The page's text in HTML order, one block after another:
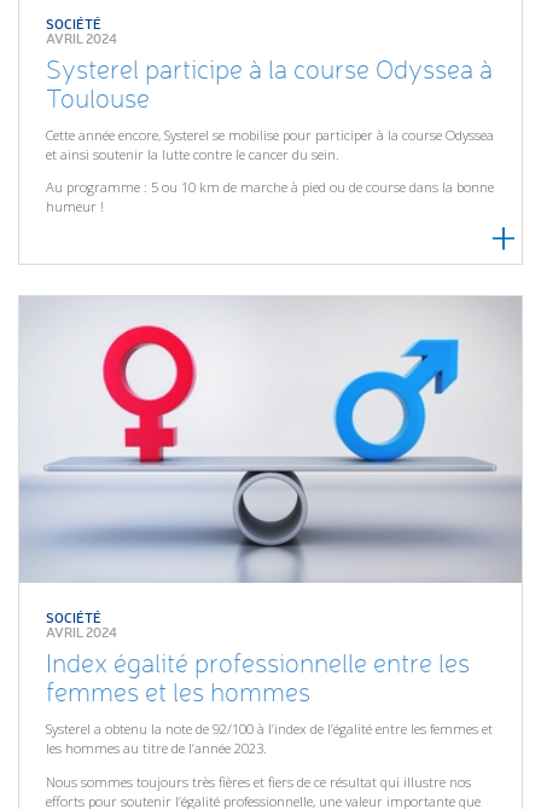
SOCIÉTÉ
AVRIL 2024
Systerel participe à la course Odyssea à
Toulouse
Cette année encore, Systerel se mobilise pour participer à la course Odyssea
et ainsi soutenir la lutte contre le cancer du sein.
Au programme : 5 ou 10 km de marche à pied ou de course dans la bonne
humeur !
SOCIÉTÉ
AVRIL 2024
Index égalité professionnelle entre les
femmes et les hommes
Systerel a obtenu la note de 92/100 à l’index de l’égalité entre les femmes et
les hommes au titre de l’année 2023.
Nous sommes toujours très fières et fiers de ce résultat qui illustre nos
efforts pour soutenir l’égalité professionnelle, une valeur importante que